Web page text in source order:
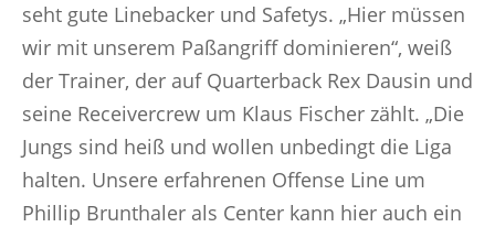
seht gute Linebacker und Safetys. „Hier müssen
wir mit unserem Paßangriff dominieren“, weiß
der Trainer, der auf Quarterback Rex Dausin und
seine Receivercrew um Klaus Fischer zählt. „Die
Jungs sind heiß und wollen unbedingt die Liga
halten. Unsere erfahrenen Offense Line um
Phillip Brunthaler als Center kann hier auch ein